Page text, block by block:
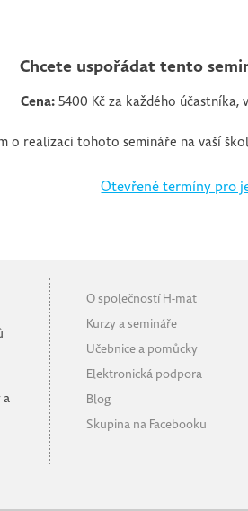
Chcete uspořádat tento
Cena:5400 Kč za každého účastníka,
o realizaci tohoto semináře na vaší
Otevřené termíny pro
a
O společností H-mat
Kurzy a semináře
Učebnice a pomůcky
Elektronická podpora
Blog
Skupina na Facebooku